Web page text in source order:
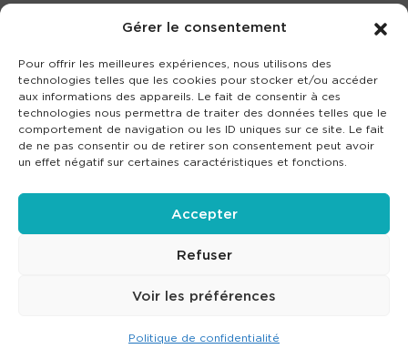
Gérer le consentement
Pour offrir les meilleures expériences, nous utilisons des
technologies telles que les cookies pour stocker et/ou accéder
aux informations des appareils. Le fait de consentir à ces
technologies nous permettra de traiter des données telles que le
comportement de navigation ou les ID uniques sur ce site. Le fait
de ne pas consentir ou de retirer son consentement peut avoir
un effet négatif sur certaines caractéristiques et fonctions.
Accepter
Refuser
Voir les préférences
Politique de confidentialité